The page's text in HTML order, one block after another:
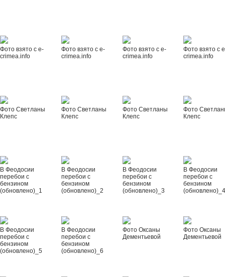
Фото взято с e-
crimea.info
Фото взято с e-
crimea.info
Фото взято с e-
crimea.info
Фото взято с
crimea.info
Фото Светланы
Клепс
Фото Светланы
Клепс
Фото Светланы
Клепс
Фото
Клепс
В Феодосии
перебои с
бензином
(обновлено)_1
В Феодосии
перебои с
бензином
(обновлено)_2
В Феодосии
перебои с
бензином
(обновлено)_3
В Феодосии
перебои с
бензином
В Феодосии
перебои с
бензином
(обновлено)_5
В Феодосии
перебои с
бензином
(обновлено)_6
Фото Оксаны
Дементьевой
Фото Оксаны
Дементьевой